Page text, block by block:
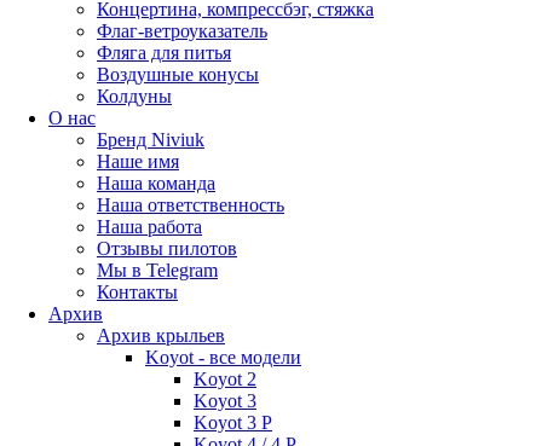
Концертина, компрессбэг, стяжка
Флаг-ветроуказатель
Фляга для питья
Воздушные конусы
Колдуны
О нас
Бренд Niviuk
Наше имя
Наша команда
Наша ответственность
Наша работа
Отзывы пилотов
Мы в Telegram
Контакты
Архив
Архив крыльев
Koyot - все модели
Koyot 2
Koyot 3
Koyot 3 P